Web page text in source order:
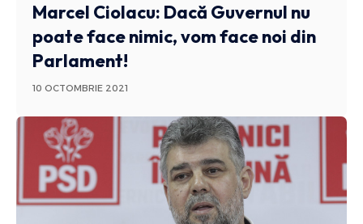
Marcel Ciolacu: Dacă Guvernul nu
poate face nimic, vom face noi din
Parlament!
10 OCTOMBRIE 2021